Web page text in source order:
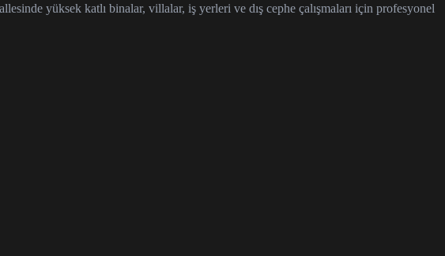
yüksek katlı binalar, villalar, iş yerleri ve dış cephe çalışmaları için profesyonel